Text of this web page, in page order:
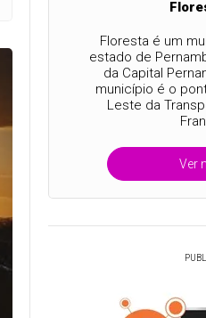
Floresta é um
estado de
da Capital
município é o
Leste da
Ver